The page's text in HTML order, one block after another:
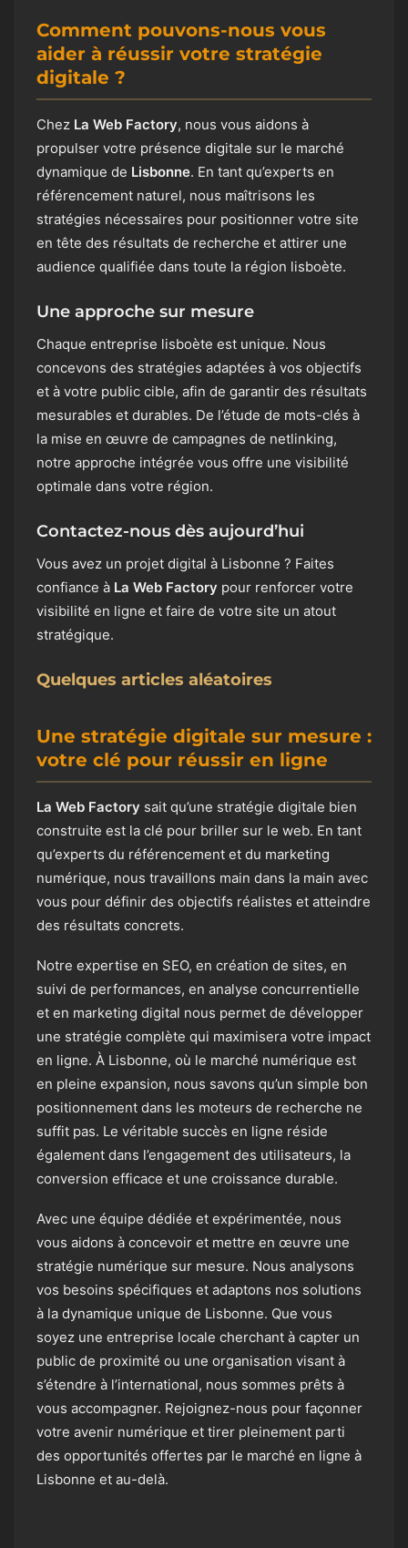
Comment pouvons-nous vous
aider à réussir votre stratégie
digitale ?
Chez La Web Factory, nous vous aidons à
propulser votre présence digitale sur le marché
dynamique de Lisbonne. En tant qu’experts en
référencement naturel, nous maîtrisons les
stratégies nécessaires pour positionner votre site
en tête des résultats de recherche et attirer une
audience qualifiée dans toute la région lisboète.
Une approche sur mesure
Chaque entreprise lisboète est unique. Nous
concevons des stratégies adaptées à vos objectifs
et à votre public cible, afin de garantir des résultats
mesurables et durables. De l’étude de mots-clés à
la mise en œuvre de campagnes de netlinking,
notre approche intégrée vous offre une visibilité
optimale dans votre région.
Contactez-nous dès aujourd’hui
Vous avez un projet digital à Lisbonne ? Faites
confiance à La Web Factory pour renforcer votre
visibilité en ligne et faire de votre site un atout
stratégique.
Quelques articles aléatoires
Une stratégie digitale sur mesure :
votre clé pour réussir en ligne
La Web Factory sait qu’une stratégie digitale bien
construite est la clé pour briller sur le web. En tant
qu’experts du référencement et du marketing
numérique, nous travaillons main dans la main avec
vous pour définir des objectifs réalistes et atteindre
des résultats concrets.
Notre expertise en SEO, en création de sites, en
suivi de performances, en analyse concurrentielle
et en marketing digital nous permet de développer
une stratégie complète qui maximisera votre impact
en ligne. À Lisbonne, où le marché numérique est
en pleine expansion, nous savons qu’un simple bon
positionnement dans les moteurs de recherche ne
suffit pas. Le véritable succès en ligne réside
également dans l’engagement des utilisateurs, la
conversion efficace et une croissance durable.
Avec une équipe dédiée et expérimentée, nous
vous aidons à concevoir et mettre en œuvre une
stratégie numérique sur mesure. Nous analysons
vos besoins spécifiques et adaptons nos solutions
à la dynamique unique de Lisbonne. Que vous
soyez une entreprise locale cherchant à capter un
public de proximité ou une organisation visant à
s’étendre à l’international, nous sommes prêts à
vous accompagner. Rejoignez-nous pour façonner
votre avenir numérique et tirer pleinement parti
des opportunités offertes par le marché en ligne à
Lisbonne et au-delà.